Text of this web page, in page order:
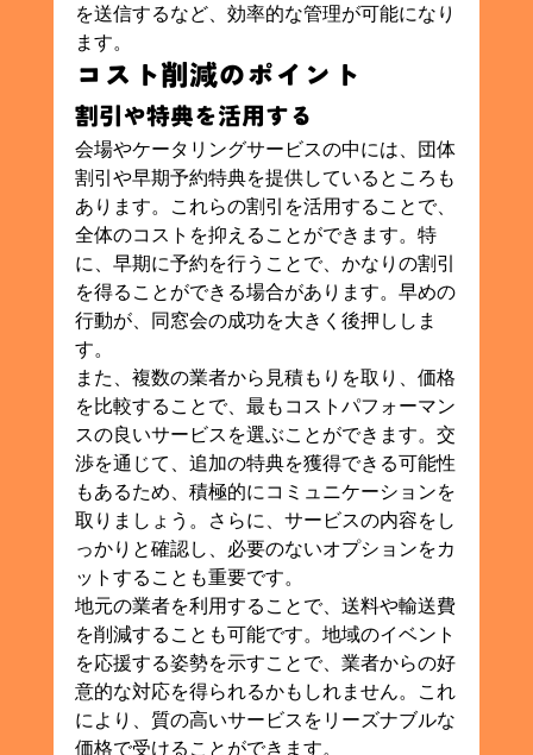
を送信するなど、効率的な管理が可能になり
ます。
コスト削減のポイント
割引や特典を活用する
会場やケータリングサービスの中には、団体
割引や早期予約特典を提供しているところも
あります。これらの割引を活用することで、
全体のコストを抑えることができます。特
に、早期に予約を行うことで、かなりの割引
を得ることができる場合があります。早めの
行動が、同窓会の成功を大きく後押ししま
す。
また、複数の業者から見積もりを取り、価格
を比較することで、最もコストパフォーマン
スの良いサービスを選ぶことができます。交
渉を通じて、追加の特典を獲得できる可能性
もあるため、積極的にコミュニケーションを
取りましょう。さらに、サービスの内容をし
っかりと確認し、必要のないオプションをカ
ットすることも重要です。
地元の業者を利用することで、送料や輸送費
を削減することも可能です。地域のイベント
を応援する姿勢を示すことで、業者からの好
意的な対応を得られるかもしれません。これ
により、質の高いサービスをリーズナブルな
価格で受けることができます。